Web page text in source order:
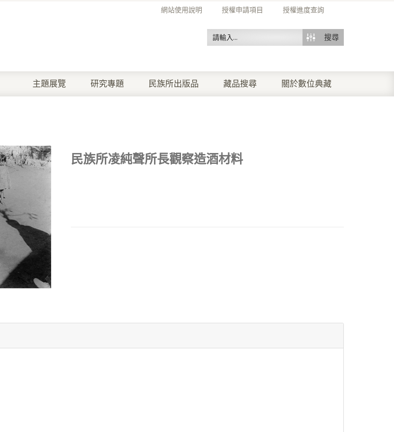
網站使用說明 授權申請項目 授權進度查詢
搜尋
主題展覽 研究專題 民族所出版品 藏品搜尋 關於數位典藏
民族所凌純聲所長觀察造酒材料